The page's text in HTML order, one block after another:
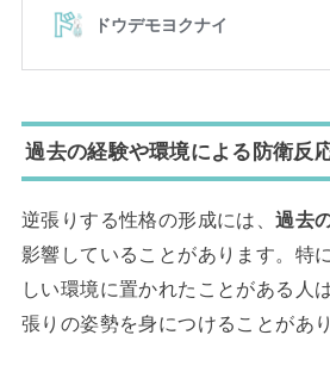
過去の経験や環境による防衛反
逆張りする性格の形成には、過去
影響していることがあります。特
しい環境に置かれたことがある人
張りの姿勢を身につけることがあり